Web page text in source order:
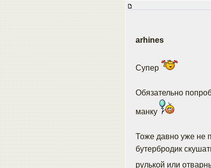
arhines
Супер
Обязательно
манку
Тоже давно уже не
бутербродик
рулькой или